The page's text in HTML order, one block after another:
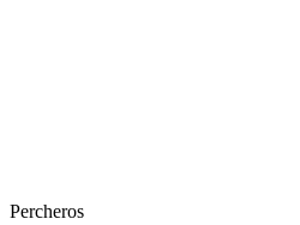
Percheros